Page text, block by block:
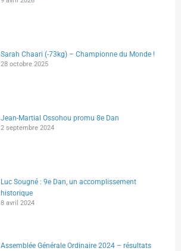
Sarah Chaari (-73kg) – Championne du Monde !
28 octobre 2025
Jean-Martial Ossohou promu 8e Dan
2 septembre 2024
Luc Sougné : 9e Dan, un accomplissement
historique
8 avril 2024
Assemblée Générale Ordinaire 2024 – résultats